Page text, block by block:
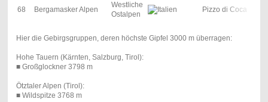
68 Bergamasker Alpen
Westliche
Ostalpen
Pizzo di Coca
Hier die Gebirgsgruppen, deren höchste Gipfel 3000 m überragen:
Hohe Tauern (Kärnten, Salzburg, Tirol):
■ Großglockner 3798 m
Ötztaler Alpen (Tirol):
■ Wildspitze 3768 m